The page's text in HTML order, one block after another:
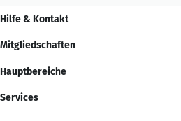
Hilfe & Kontakt
Mitgliedschaften
Hauptbereiche
Services